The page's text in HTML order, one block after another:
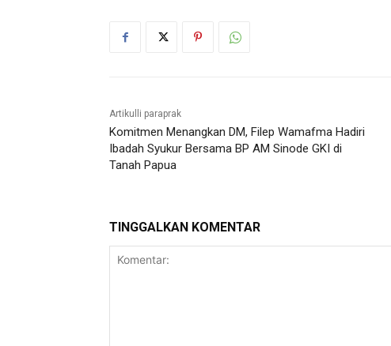
Artikulli paraprak
Komitmen Menangkan DM, Filep Wamafma Hadiri
Ibadah Syukur Bersama BP AM Sinode GKI di
Tanah Papua
TINGGALKAN KOMENTAR